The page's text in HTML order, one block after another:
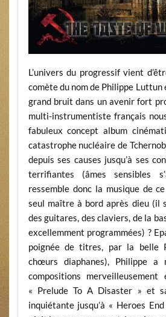
L’univers du progressif vient
comète du nom de Philippe Luttun
grand bruit dans un avenir fort
multi-instrumentiste français
fabuleux concept album
catastrophe nucléaire de
depuis ses causes jusqu’à ses
terrifiantes (âmes sensibles
ressemble donc la musique de
seul maître à bord après dieu (il
des guitares, des claviers, de la
excellemment programmées) ?
poignée de titres, par la belle
chœurs diaphanes), Philippe
compositions merveilleusement
« Prelude To A Disaster » et
inquiétante jusqu’à « Heroes